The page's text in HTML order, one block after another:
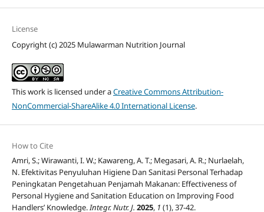
License
Copyright (c) 2025 Mulawarman Nutrition Journal
This work is licensed under aCreative Commons Attribution-
NonCommercial-ShareAlike 4.0 International License.
How to Cite
Amri, S.; Wirawanti, I. W.; Kawareng, A. T.; Megasari, A. R.; Nurlaelah,
N. Efektivitas Penyuluhan Higiene Dan Sanitasi Personal Terhadap
Peningkatan Pengetahuan Penjamah Makanan: Effectiveness of
Personal Hygiene and Sanitation Education on Improving Food
Handlers’ Knowledge.Integr. Nutr. J. 2025, 1 (1), 37-42.